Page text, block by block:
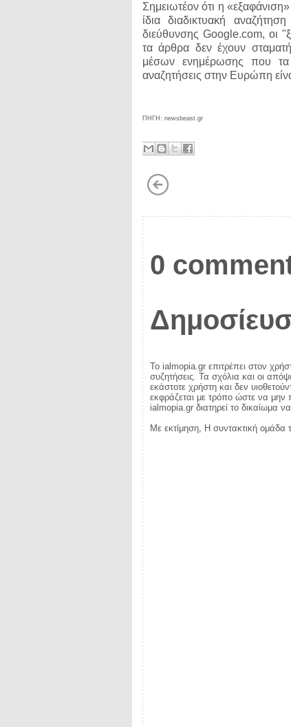
Σημειωτέον ότι η
ίδια διαδικτυακή
διεύθυνσης Google.com, οι
τα άρθρα δεν έχουν
μέσων ενημέρωσης που τα
αναζητήσεις στην Ευρώπη
ΠΗΓΗ: newsbeast.gr
0
Το ialmopia.gr επιτρέπει στον
συζητήσεις. Τα σχόλια και οι
εκάστοτε χρήστη και δεν
εκφράζεται με τρόπο ώστε να μην
ialmopia.gr διατηρεί το δικαίωμα
Με εκτίμηση, Η συντακτική ομάδα